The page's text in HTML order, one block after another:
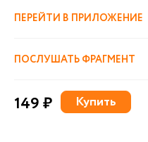
ПЕРЕЙТИ В ПРИЛОЖЕНИЕ
ПОСЛУШАТЬ ФРАГМЕНТ
149 ₽ Купить